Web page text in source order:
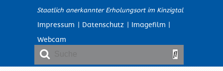
Staatlich anerkannter Erholungsort im Kinzigtal
Impressum | Datenschutz | Imagefilm |
Webcam